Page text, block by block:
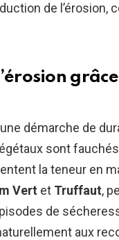
de l’érosion,
démarche de
sont
la teneur en
Vert et Truffaut,
de
aux